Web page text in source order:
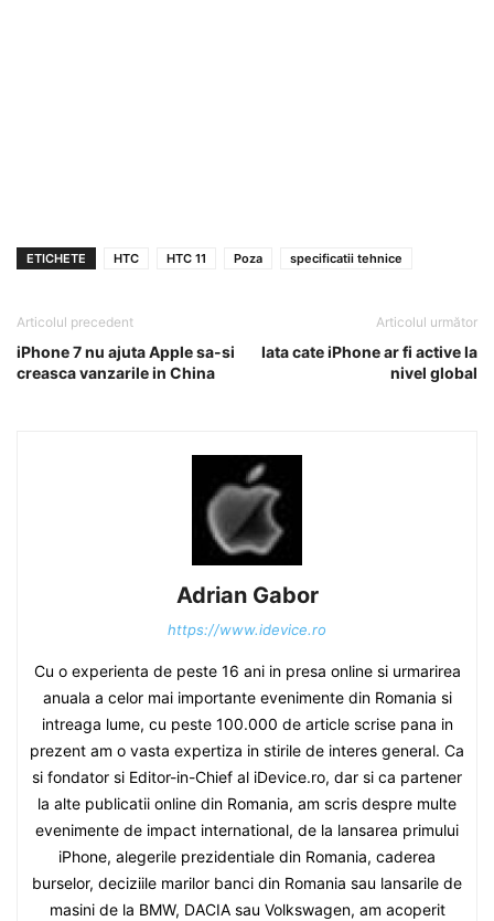
ETICHETE HTC HTC 11 Poza specificatii tehnice
Articolul precedent
iPhone 7 nu ajuta Apple sa-si
creasca vanzarile in China
Articolul următor
Iata cate iPhone ar fi active la
nivel global
Adrian Gabor
https://www.idevice.ro
Cu o experienta de peste 16 ani in presa online si urmarirea
anuala a celor mai importante evenimente din Romania si
intreaga lume, cu peste 100.000 de article scrise pana in
prezent am o vasta expertiza in stirile de interes general. Ca
si fondator si Editor-in-Chief al iDevice.ro, dar si ca partener
la alte publicatii online din Romania, am scris despre multe
evenimente de impact international, de la lansarea primului
iPhone, alegerile prezidentiale din Romania, caderea
burselor, deciziile marilor banci din Romania sau lansarile de
masini de la BMW, DACIA sau Volkswagen, am acoperit